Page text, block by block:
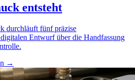
entsteht
durchläuft fünf präzise
Entwurf über die Handfassung
→